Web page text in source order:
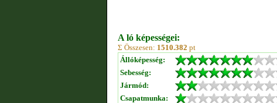
A ló képességei:
Σ Összesen: 1510.382 pt
Állóképesség:
Sebesség:
Jármód:
Csapatmunka: